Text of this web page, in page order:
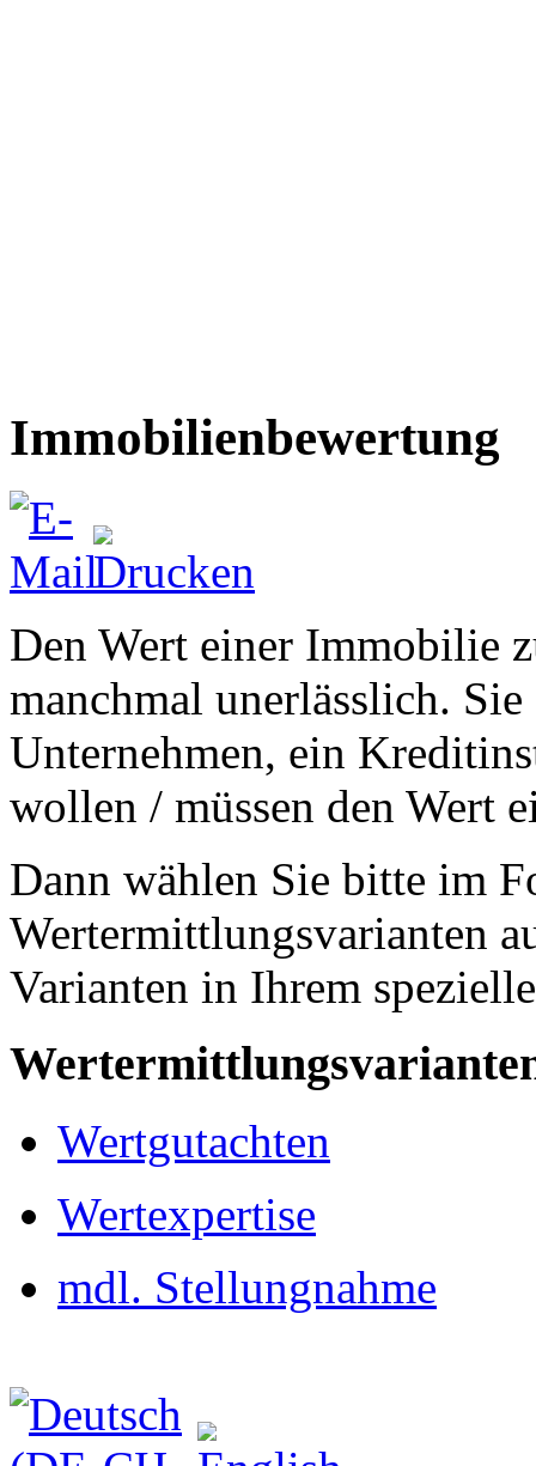
Immobilienbewertung
Den Wert einer Immobilie
manchmal unerlässlich.
Unternehmen, ein
wollen / müssen den Wert
Dann wählen Sie bitte im
Wertermittlungsvarianten
Varianten in Ihrem
Wertgutachten
Wertexpertise
mdl. Stellungnahme